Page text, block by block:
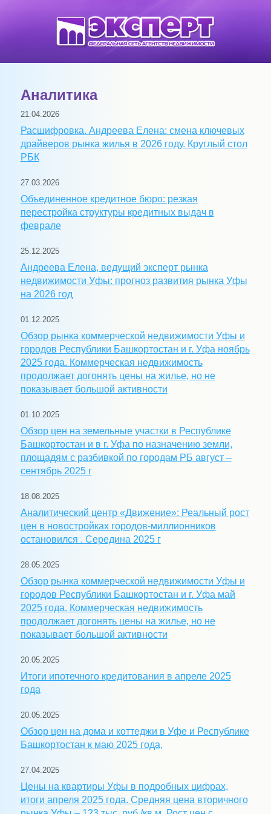
Аналитика
21.04.2026
Расшифровка. Андреева Елена: смена ключевых
драйверов рынка жилья в 2026 году. Круглый стол
РБК
27.03.2026
Объединенное кредитное бюро: резкая
перестройка структуры кредитных выдач в
феврале
25.12.2025
Андреева Елена, ведущий эксперт рынка
недвижимости Уфы: прогноз развития рынка Уфы
на 2026 год
01.12.2025
Обзор рынка коммерческой недвижимости Уфы и
городов Республики Башкортостан и г. Уфа ноябрь
2025 года. Коммерческая недвижимость
продолжает догонять цены на жилье, но не
показывает большой активности
01.10.2025
Обзор цен на земельные участки в Республике
Башкортостан и в г. Уфа по назначению земли,
площадям с разбивкой по городам РБ август –
сентябрь 2025 г
18.08.2025
Аналитический центр «Движение»: Реальный рост
цен в новостройках городов-миллионников
остановился . Середина 2025 г
28.05.2025
Обзор рынка коммерческой недвижимости Уфы и
городов Республики Башкортостан и г. Уфа май
2025 года. Коммерческая недвижимость
продолжает догонять цены на жилье, но не
показывает большой активности
20.05.2025
Итоги ипотечного кредитования в апреле 2025
года
20.05.2025
Обзор цен на дома и коттеджи в Уфе и Республике
Башкортостан к маю 2025 года,
27.04.2025
Цены на квартиры Уфы в подробных цифрах,
итоги апреля 2025 года. Средняя цена вторичного